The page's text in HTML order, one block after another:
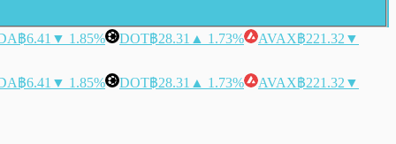
฿6.41 ▼ 1.85% DOT฿28.31 ▲ 1.73% AVAX฿221.32 ▼
฿6.41 ▼ 1.85% DOT฿28.31 ▲ 1.73% AVAX฿221.32 ▼